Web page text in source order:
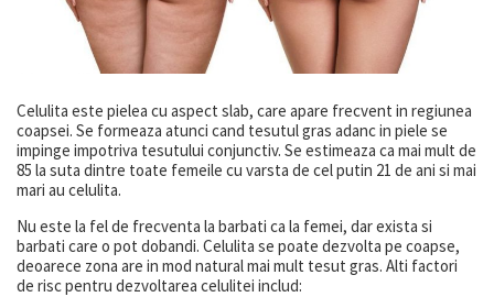
Celulita este pielea cu aspect slab, care apare frecvent in regiunea
coapsei. Se formeaza atunci cand tesutul gras adanc in piele se
impinge impotriva tesutului conjunctiv. Se estimeaza ca mai mult de
85 la suta dintre toate femeile cu varsta de cel putin 21 de ani si mai
mari au celulita.
Nu este la fel de frecventa la barbati ca la femei, dar exista si
barbati care o pot dobandi. Celulita se poate dezvolta pe coapse,
deoarece zona are in mod natural mai mult tesut gras. Alti factori
de risc pentru dezvoltarea celulitei includ: